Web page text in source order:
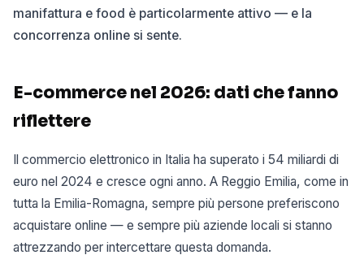
manifattura e food è particolarmente attivo — e la
concorrenza online si sente.
E-commerce nel 2026: dati che fanno
riflettere
Il commercio elettronico in Italia ha superato i 54 miliardi di
euro nel 2024 e cresce ogni anno. A Reggio Emilia, come in
tutta la Emilia-Romagna, sempre più persone preferiscono
acquistare online — e sempre più aziende locali si stanno
attrezzando per intercettare questa domanda.